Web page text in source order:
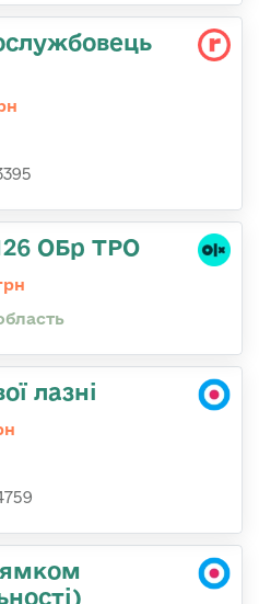
ОБр ТРО
лазні